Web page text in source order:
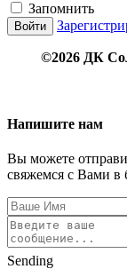
Запомнить
©2026 ДК
Напишите нам
Вы можете
свяжемся с Вами в
Sending